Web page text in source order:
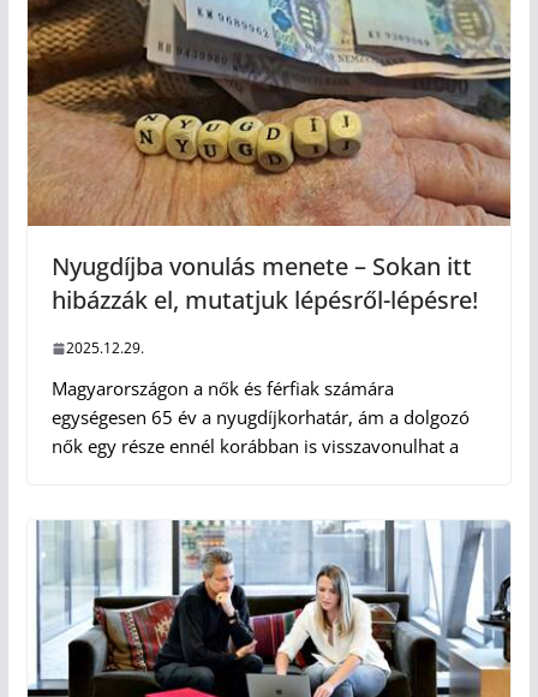
Nyugdíjba vonulás menete – Sokan itt
hibázzák el, mutatjuk lépésről-lépésre!
2025.12.29.
Magyarországon a nők és férfiak számára
egységesen 65 év a nyugdíjkorhatár, ám a dolgozó
nők egy része ennél korábban is visszavonulhat a